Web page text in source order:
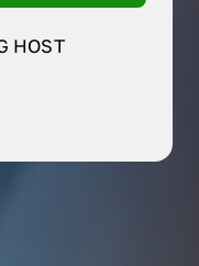
HOST